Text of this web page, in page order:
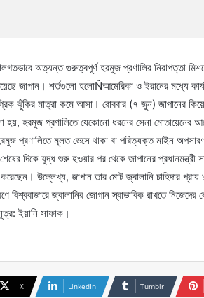
অত্যন্ত গুরুত্বপূর্ণ হরমুজ প্রণালির নিরাপত্তা
জাপান। শর্তগুলো হলোÑআমেরিকা ও ইরানের মধ্যে
ঝুঁকির মাত্রা কমে আসা। রোববার (৭ জুন) জাপানের
হয়, হরমুজ প্রণালিতে যেকোনো ধরনের সেনা মোতায়েনের
প্রণালিতে মূলত ভেসে থাকা বা পরিত্যক্ত মাইন
দিকে যুদ্ধ শুরু হওয়ার পর থেকে জাপানের প্রধানমন্ত্রী
উল্লেখ্য, জাপান তার মোট জ্বালানি চাহিদার
বিশ্ববাজারে জ্বালানির জোগান স্বাভাবিক রাখতে
ইয়ানি সাফাক।
X LinkedIn Tumblr